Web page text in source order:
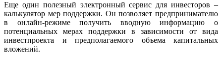
Еще один полезный электронный сервис для инвесторов –
калькулятор мер поддержки. Он позволяет предпринимателю
в онлайн-режиме получить вводную информацию о
потенциальных мерах поддержки в зависимости от вида
инвестпроекта и предполагаемого объема капитальных
вложений.